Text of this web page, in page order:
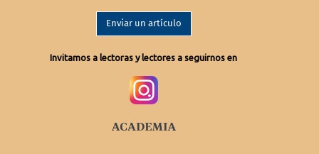
Enviar un artículo
Invitamos a lectoras y lectores a seguirnos en